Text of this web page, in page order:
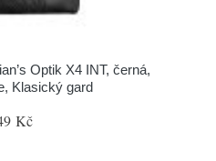
Optik X4 INT, černá,
Klasický gard
Kč